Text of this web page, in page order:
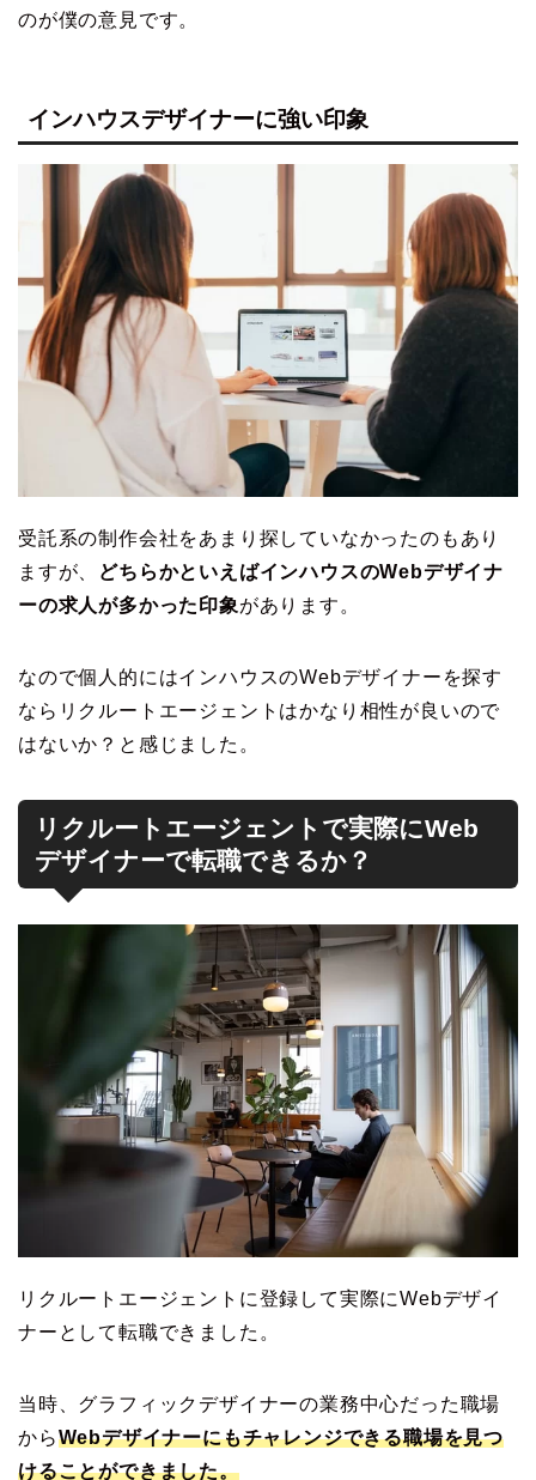
のが僕の意見です。
インハウスデザイナーに強い印象
受託系の制作会社をあまり探していなかったのもあり
ますが、
どちらかといえばインハウスのWebデザイナ
ーの求人が多かった印象があります。
なので個人的にはインハウスのWebデザイナーを探す
ならリクルートエージェントはかなり相性が良いので
はないか？と感じました。
リクルートエージェントで実際にWeb
デザイナーで転職できるか？
リクルートエージェントに登録して実際にWebデザイ
ナーとして転職できました。
当時、グラフィックデザイナーの業務中心だった職場
からWebデザイナーにもチャレンジできる職場を見つ
けることができました。